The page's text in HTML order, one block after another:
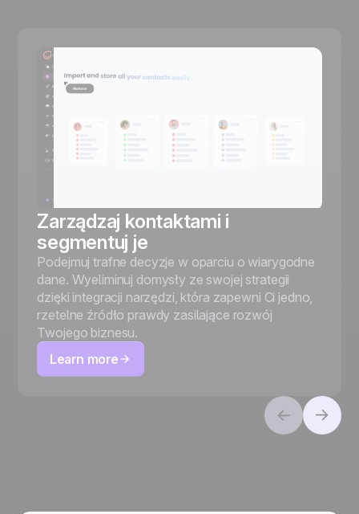
Zarządzaj kontaktami i
segmentuj je
Podejmuj trafne decyzje w oparciu o wiarygodne
dane. Wyeliminuj domysły ze swojej strategii
dzięki integracji narzędzi, która zapewni Ci jedno,
rzetelne źródło prawdy zasilające rozwój
Twojego biznesu.
Learn more